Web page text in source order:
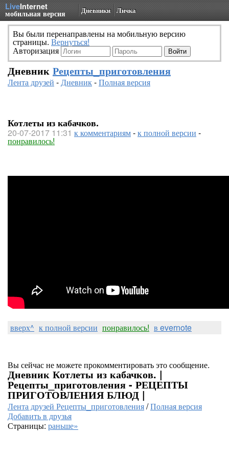
LiveInternet
мобильная версия Дневники Личка
Вы были перенаправлены на мобильную версию
страницы. Вернуться!
Авторизация
Дневник Рецепты_приготовления
Лента друзей -Дневник-Полная версия
Котлеты из кабачков.
20-07-2017 11:31 к комментариям-к полной версии -
понравилось!
вверх^ к полной версии понравилось! в evernote
Вы сейчас не можете прокомментировать это сообщение.
Дневник Котлеты из кабачков. |
Рецепты_приготовления - РЕЦЕПТЫ
ПРИГОТОВЛЕНИЯ БЛЮД |
Лента друзей Рецепты_приготовления/Полная версия
Добавить в друзья
Страницы: раньше»